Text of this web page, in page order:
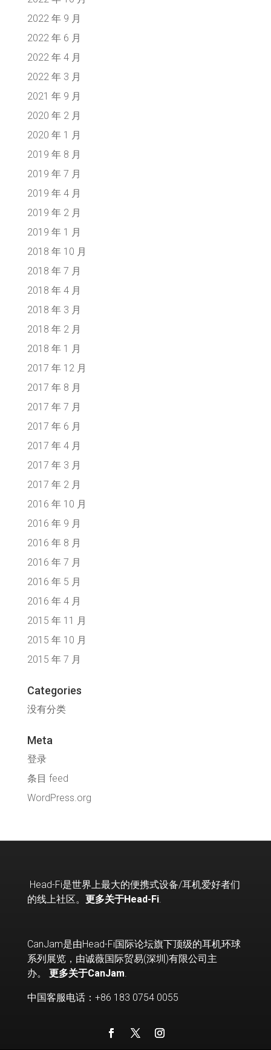
2022 年 9 月
2022 年 6 月
2022 年 4 月
2022 年 3 月
2021 年 9 月
2020 年 2 月
2020 年 1 月
2019 年 8 月
2019 年 7 月
2019 年 4 月
2019 年 2 月
2019 年 1 月
2018 年 10 月
2018 年 7 月
2018 年 4 月
2018 年 3 月
2018 年 2 月
2018 年 1 月
2017 年 12 月
2017 年 8 月
2017 年 7 月
2017 年 6 月
2017 年 4 月
2017 年 3 月
2017 年 2 月
2016 年 10 月
2016 年 9 月
2016 年 8 月
2016 年 7 月
2016 年 5 月
2016 年 4 月
2015 年 11 月
2015 年 10 月
2015 年 7 月
Categories
没有分类
Meta
登录
条目 feed
WordPress.org
Head-Fi是世界上最大的便携式设备/耳机爱好者们
的线上社区。 更多关于Head-Fi.
CanJam是由Head-Fi国际论坛旗下顶级的耳机环球
系列展览，由诚薇国际贸易(深圳)有限公司主
办。 更多关于CanJam.
中国客服电话：+86 183 0754 0055